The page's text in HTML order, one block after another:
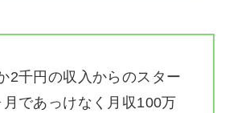
2千円の収入からのスター
月であっけなく月収100万